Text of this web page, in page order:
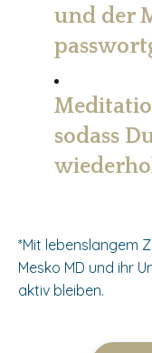
und der
sodass
*Mit lebenslangem
Mesko MD und ihr
aktiv bleiben.